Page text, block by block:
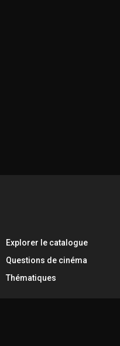
Explorer le catalogue
Questions de cinéma
Thématiques